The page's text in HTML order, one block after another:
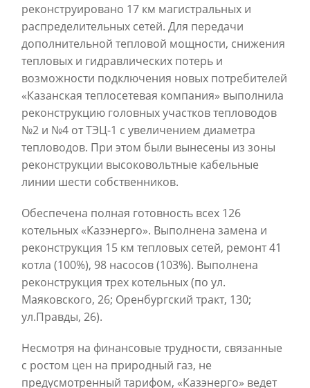
реконструировано 17 км магистральных и
распределительных сетей. Для передачи
дополнительной тепловой мощности, снижения
тепловых и гидравлических потерь и
возможности подключения новых потребителей
«Казанская теплосетевая компания» выполнила
реконструкцию головных участков тепловодов
№2 и №4 от ТЭЦ-1 с увеличением диаметра
тепловодов. При этом были вынесены из зоны
реконструкции высоковольтные кабельные
линии шести собственников.
Обеспечена полная готовность всех 126
котельных «Казэнерго». Выполнена замена и
реконструкция 15 км тепловых сетей, ремонт 41
котла (100%), 98 насосов (103%). Выполнена
реконструкция трех котельных (по ул.
Маяковского, 26; Оренбургский тракт, 130;
ул.Правды, 26).
Несмотря на финансовые трудности, связанные
с ростом цен на природный газ, не
предусмотренный тарифом, «Казэнерго» ведет